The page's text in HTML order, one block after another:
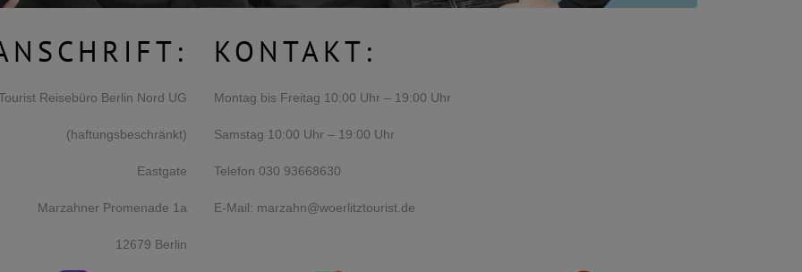
KONTAKT:
Reisebüro Berlin Nord UG
(haftungsbeschränkt)
Eastgate
Marzahner Promenade 1a
12679 Berlin
Montag bis Freitag 10:00 Uhr – 19:00 Uhr
Samstag 10:00 Uhr – 19:00 Uhr
Telefon 030 93668630
E-Mail: marzahn@woerlitztourist.de